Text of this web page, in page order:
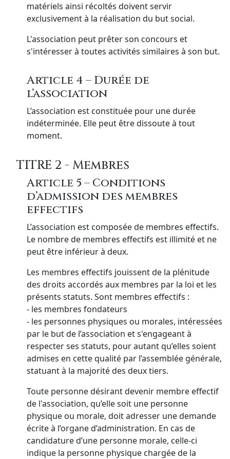
matériels ainsi récoltés doivent servir
exclusivement à la réalisation du but social.
L'association peut prêter son concours et
s'intéresser à toutes activités similaires à son but.
Article 4 – Durée de
l’association
L’association est constituée pour une durée
indéterminée. Elle peut être dissoute à tout
moment.
TITRE 2 - Membres
Article 5 – Conditions
d’admission des membres
effectifs
L’association est composée de membres effectifs.
Le nombre de membres effectifs est illimité et ne
peut être inférieur à deux.
Les membres effectifs jouissent de la plénitude
des droits accordés aux membres par la loi et les
présents statuts. Sont membres effectifs :
- les membres fondateurs
- les personnes physiques ou morales, intéressées
par le but de l’association et s'engageant à
respecter ses statuts, pour autant qu’elles soient
admises en cette qualité par l’assemblée générale,
statuant à la majorité des deux tiers.
Toute personne désirant devenir membre effectif
de l'association, qu’elle soit une personne
physique ou morale, doit adresser une demande
écrite à l’organe d’administration. En cas de
candidature d’une personne morale, celle-ci
indique la personne physique chargée de la